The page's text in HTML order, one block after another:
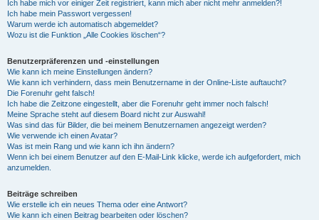
Ich habe mich vor einiger Zeit registriert, kann mich aber nicht mehr anmelden?!
Ich habe mein Passwort vergessen!
Warum werde ich automatisch abgemeldet?
Wozu ist die Funktion „Alle Cookies löschen“?
Benutzerpräferenzen und -einstellungen
Wie kann ich meine Einstellungen ändern?
Wie kann ich verhindern, dass mein Benutzername in der Online-Liste auftaucht?
Die Forenuhr geht falsch!
Ich habe die Zeitzone eingestellt, aber die Forenuhr geht immer noch falsch!
Meine Sprache steht auf diesem Board nicht zur Auswahl!
Was sind das für Bilder, die bei meinem Benutzernamen angezeigt werden?
Wie verwende ich einen Avatar?
Was ist mein Rang und wie kann ich ihn ändern?
Wenn ich bei einem Benutzer auf den E-Mail-Link klicke, werde ich aufgefordert, mich
anzumelden.
Beiträge schreiben
Wie erstelle ich ein neues Thema oder eine Antwort?
Wie kann ich einen Beitrag bearbeiten oder löschen?